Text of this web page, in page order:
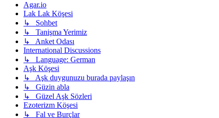
Agar.io
Lak Lak Köşesi
↳ Sohbet
↳ Tanişma Yerimiz
↳ Anket Odası
International Discussions
↳ Language: German
Aşk Köşesi
↳ Aşk duygunuzu burada paylaşın
↳ Güzin abla
↳ Güzel Aşk Sözleri
Ezoterizm Köşesi
↳ Fal ve Burçlar